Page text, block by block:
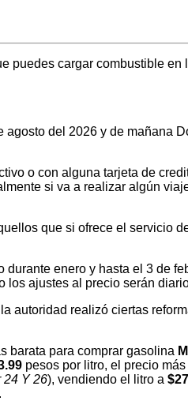
puedes cargar combustible
del 2026 y de mañana
o con alguna tarjeta de
si va a realizar algún
que si ofrece el servicio
enero y hasta el 3 de
los ajustes al precio serán
autoridad realizó ciertas
barata para comprar gasolina
pesos por litro, el precio
24 Y 26), vendiendo el litro a